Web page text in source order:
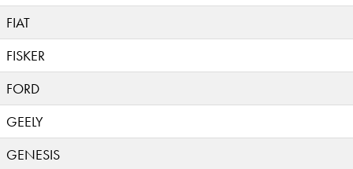
FIAT
FISKER
FORD
GEELY
GENESIS